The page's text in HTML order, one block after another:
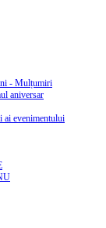
- Mulțumiri
aniversar
ai evenimentului